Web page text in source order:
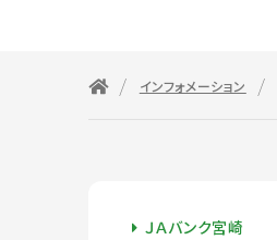
インフォメーション
ＪＡバンク宮崎